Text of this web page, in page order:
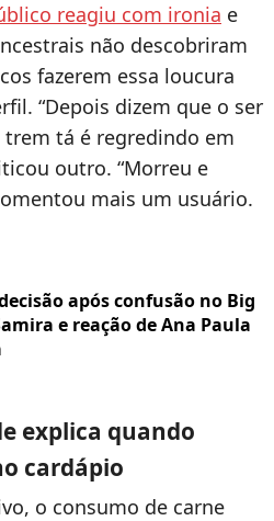
reagiu com ironia e
não descobriram
fazerem essa loucura
“Depois dizem que o ser
tá é regredindo em
outro. “Morreu e
mais um usuário.
após confusão no Big
e reação de Ana Paula
explica quando
cardápio
o consumo de carne